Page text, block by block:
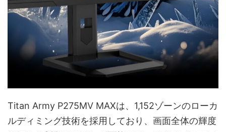
Titan Army P275MV MAXは、1,152ゾーンのローカ
ルディミング技術を採用しており、画面全体の輝度